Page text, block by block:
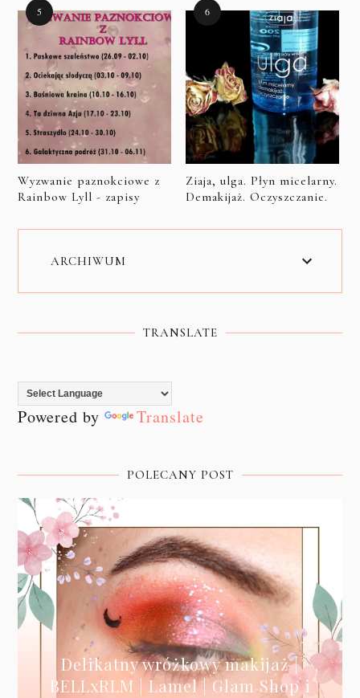
Wyzwanie paznokciowe z
Rainbow Lyll - zapisy
Ziaja, ulga. Płyn micelarny.
Demakijaż. Oczyszczanie.
ARCHIWUM
TRANSLATE
Powered by Translate
POLECANY POST
Delikatny wróżkowy makijaż |
BELLxRLM | Lamel | Glam Shop i